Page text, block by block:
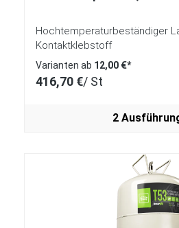
Hochtemperaturbeständiger
Kontaktklebstoff
Varianten ab 12,00 €*
416,70 €/ St
2